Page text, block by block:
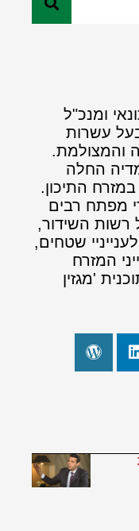
ומנכ"ל
עשרות
והמצולמת.
החלה
התיכון.
מפתח רבים
השידור,
שטחים,
המזרח
'מגזין